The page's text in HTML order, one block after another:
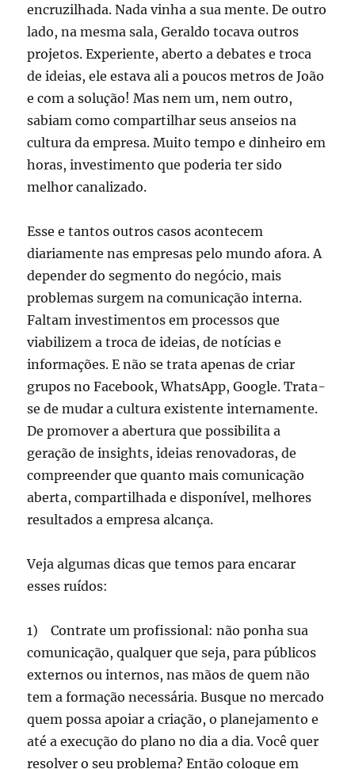
encruzilhada. Nada vinha a sua mente. De outro
lado, na mesma sala, Geraldo tocava outros
projetos. Experiente, aberto a debates e troca
de ideias, ele estava ali a poucos metros de João
e com a solução! Mas nem um, nem outro,
sabiam como compartilhar seus anseios na
cultura da empresa. Muito tempo e dinheiro em
horas, investimento que poderia ter sido
melhor canalizado.
Esse e tantos outros casos acontecem
diariamente nas empresas pelo mundo afora. A
depender do segmento do negócio, mais
problemas surgem na comunicação interna.
Faltam investimentos em processos que
viabilizem a troca de ideias, de notícias e
informações. E não se trata apenas de criar
grupos no Facebook, WhatsApp, Google. Trata-
se de mudar a cultura existente internamente.
De promover a abertura que possibilita a
geração de insights, ideias renovadoras, de
compreender que quanto mais comunicação
aberta, compartilhada e disponível, melhores
resultados a empresa alcança.
Veja algumas dicas que temos para encarar
esses ruídos:
1) Contrate um profissional: não ponha sua
comunicação, qualquer que seja, para públicos
externos ou internos, nas mãos de quem não
tem a formação necessária. Busque no mercado
quem possa apoiar a criação, o planejamento e
até a execução do plano no dia a dia. Você quer
resolver o seu problema? Então coloque em